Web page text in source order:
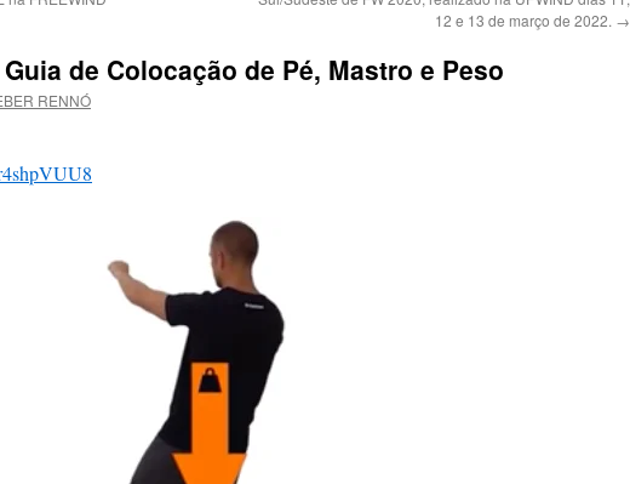
12 e 13 de março de 2022. →
de Colocação de Pé, Mastro e Peso
RENNÓ